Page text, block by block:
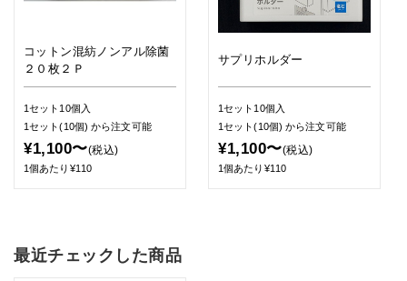
コットン混紡ノンアル除菌
２０枚２Ｐ
1セット10個入
1セット(10個)から注文可能
¥1,100〜(税込)
1個あたり¥110
サプリホルダー
1セット10個入
1セット(10個)から注文可能
¥1,100〜(税込)
1個あたり¥110
最近チェックした商品